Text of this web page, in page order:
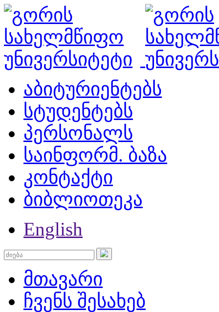
აბიტურიენტებს
სტუდენტებს
პერსონალს
საინფორმ. ბაზა
კონტაქტი
ბიბლიოთეკა
English
მთავარი
ჩვენს შესახებ